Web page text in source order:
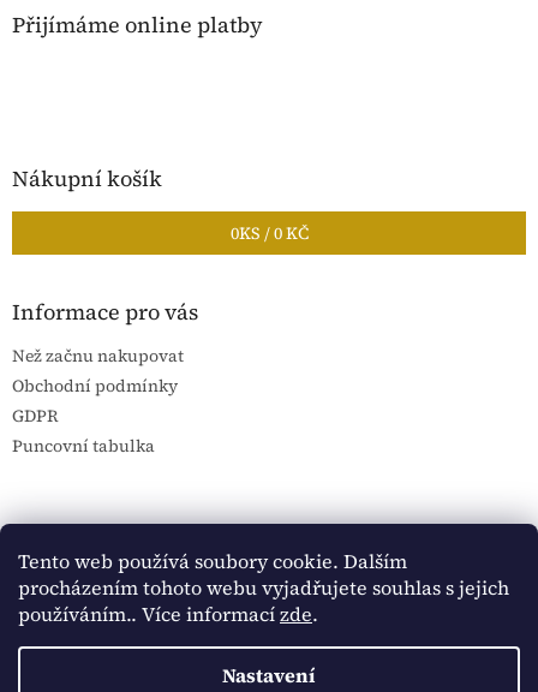
Tento web používá soubory cookie. Dalším
procházením tohoto webu vyjadřujete souhlas s jejich
používáním.. Více informacízde.
Nastavení
Přijímáme online platby
Nákupní košík
0KS /0 KČ
Informace pro vás
Než začnu nakupovat
Obchodní podmínky
GDPR
Puncovní tabulka